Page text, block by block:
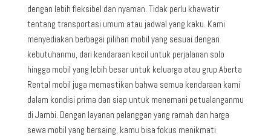
dengan lebih fleksibel dan nyaman. Tidak perlu khawatir
tentang transportasi umum atau jadwal yang kaku. Kami
menyediakan berbagai pilihan mobil yang sesuai dengan
kebutuhanmu, dari kendaraan kecil untuk perjalanan solo
hingga mobil yang lebih besar untuk keluarga atau grup.Aberta
Rental mobil juga memastikan bahwa semua kendaraan kami
dalam kondisi prima dan siap untuk menemani petualanganmu
di Jambi. Dengan layanan pelanggan yang ramah dan harga
sewa mobil yang bersaing, kamu bisa fokus menikmati